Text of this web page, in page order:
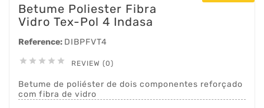
Betume Poliester Fibra
Vidro Tex-Pol 4 Indasa
Reference: DIBPFVT4
     REVIEW (0)
Betume de poliéster de dois componentes reforçado
com fibra de vidro